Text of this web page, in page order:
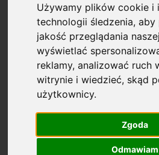
Używamy plików cookie i
technologii śledzenia, aby
jakość przeglądania
wyświetlać
reklamy, analizować ruch
witrynie i wiedzieć, skąd
użytkownicy.
Zgoda
Odmawiam
Profesjonalna
cywilnych —
interesów klientów
indywidualnych oraz
przedsiębiorców,
indywidualne
Na czym polega